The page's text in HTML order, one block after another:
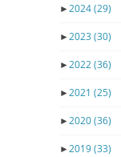
►2024(29)
►2023 (30)
►2022(36)
►2021 (25)
►2020(36)
►2019(33)